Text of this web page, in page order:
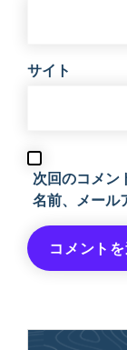
サイト
次回のコメン
名前、メール